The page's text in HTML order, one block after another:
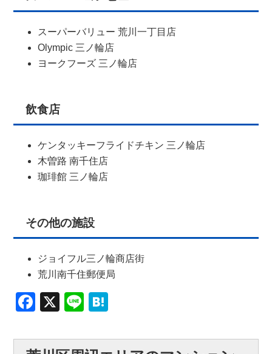
スーパーバリュー 荒川一丁目店
Olympic 三ノ輪店
ヨークフーズ 三ノ輪店
飲食店
ケンタッキーフライドチキン 三ノ輪店
木曽路 南千住店
珈琲館 三ノ輪店
その他の施設
ジョイフル三ノ輪商店街
荒川南千住郵便局
Facebook
X Line